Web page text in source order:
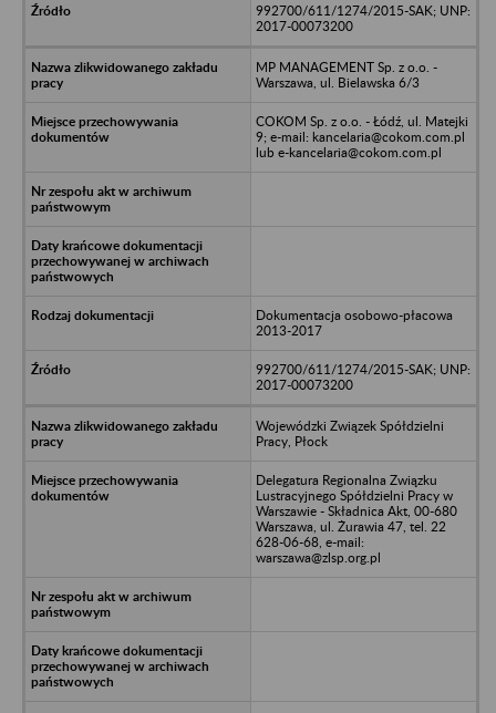
992700/611/1274/2015-SAK; UNP:
2017-00073200
MP MANAGEMENT Sp. z o.o. -
Warszawa, ul. Bielawska 6/3
COKOM Sp. z o.o. - Łódź, ul. Matejki
9; e-mail: kancelaria@cokom.com.pl
lub e-kancelaria@cokom.com.pl
Dokumentacja osobowo-płacowa
2013-2017
992700/611/1274/2015-SAK; UNP:
2017-00073200
Wojewódzki Związek Spółdzielni
Pracy, Płock
Delegatura Regionalna Związku
Lustracyjnego Spółdzielni Pracy w
Warszawie - Składnica Akt, 00-680
Warszawa, ul. Żurawia 47, tel. 22
628-06-68, e-mail:
warszawa@zlsp.org.pl